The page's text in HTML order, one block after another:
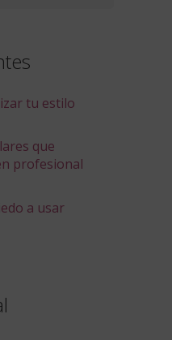
tu estilo
que
profesional
a usar